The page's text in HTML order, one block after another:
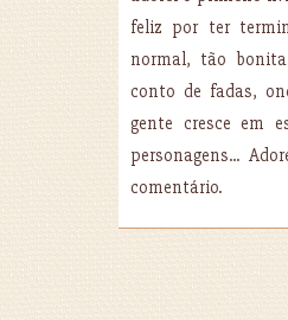
feliz por ter
normal, tão
conto de fadas,
gente cresce em
personagens...
comentário.